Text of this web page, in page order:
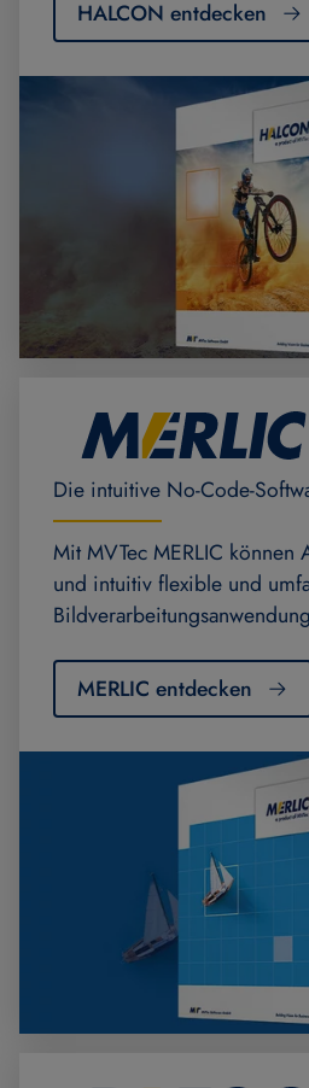
HALCON entdecken
Die intuitive No-Code-
Mit MVTec MERLIC können
und intuitiv flexible und
MERLIC entdecken